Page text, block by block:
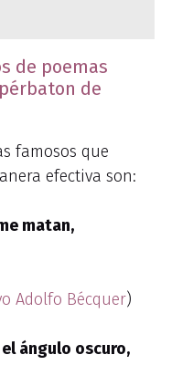
de poemas
de
famosos que
efectiva son:
matan,
Adolfo Bécquer)
ángulo oscuro,